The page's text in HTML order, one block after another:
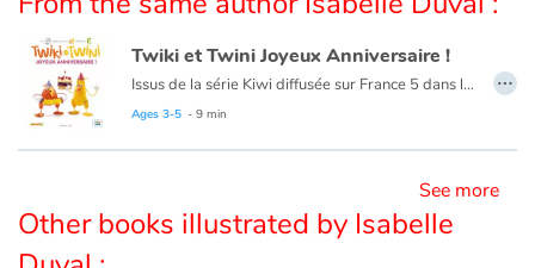
Family
Schools
Libraries
Twiki et Twini Joyeux Anniversaire !
Issus de la série Kiwi diffusée sur France 5 dans l’émission Zouzous, ces deux drôles d’oiseaux prennent les tout-petits par la main pour une découverte ludique de l’anglais. Au fil de leurs aventures, l’enfant apprend en douceur ses premiers mots d’anglais. En bonus, la chanson des kiwis et sa version instrumentale.
Ages 3-5 - 9 min
…
See more
Other books illustrated by Isabelle